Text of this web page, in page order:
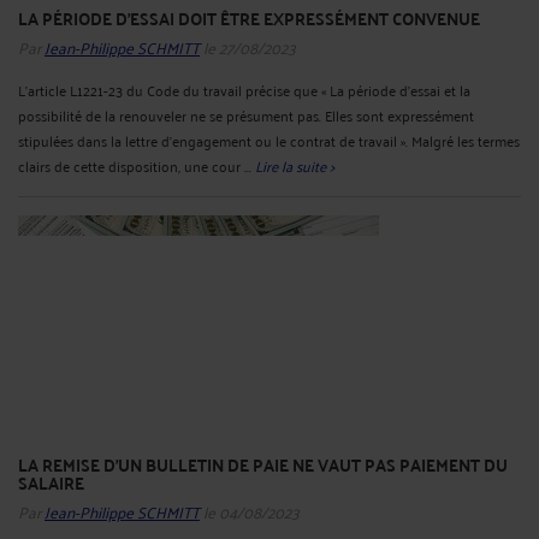
LA PÉRIODE D'ESSAI DOIT ÊTRE EXPRESSÉMENT CONVENUE
Par Jean-Philippe SCHMITTle 27/08/2023
L’article L1221-23 du Code du travail précise que « La période d’essai et la
possibilité de la renouveler ne se présument pas. Elles sont expressément
stipulées dans la lettre d’engagement ou le contrat de travail ». Malgré les termes
clairs de cette disposition, une cour ... Lire la suite >
LA REMISE D'UN BULLETIN DE PAIE NE VAUT PAS PAIEMENT DU
SALAIRE
Par Jean-Philippe SCHMITTle 04/08/2023